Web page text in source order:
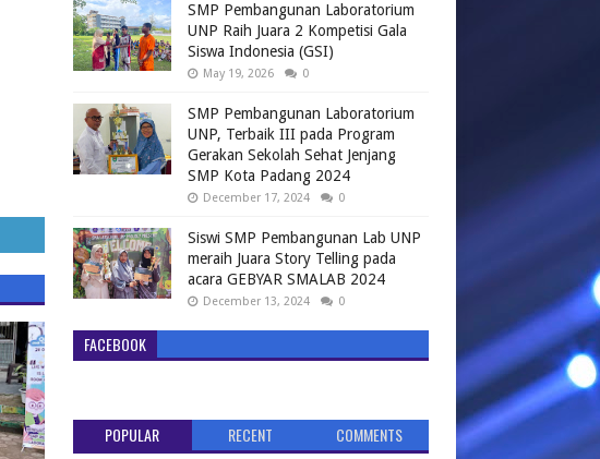
SMP Pembangunan Laboratorium
UNP Raih Juara 2 Kompetisi Gala
Siswa Indonesia (GSI)
May 19, 2026 0
SMP Pembangunan Laboratorium
UNP, Terbaik III pada Program
Gerakan Sekolah Sehat Jenjang
SMP Kota Padang 2024
December 17, 2024 0
Siswi SMP Pembangunan Lab UNP
meraih Juara Story Telling pada
acara GEBYAR SMALAB 2024
December 13, 2024 0
FACEBOOK
POPULAR RECENT COMMENTS